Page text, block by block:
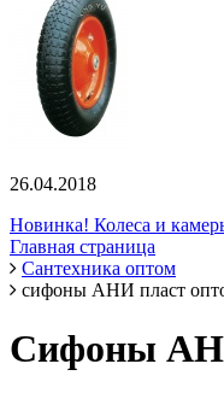
26.04.2018
Новинка! Колеса и
Главная страница
Сантехника оптом
сифоны АНИ пласт
Сифоны